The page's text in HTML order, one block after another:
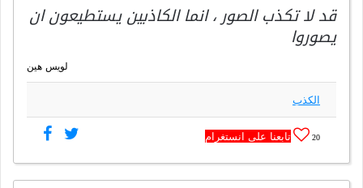
قد لا تكذب الصور ، انما الكاذبين يستطيعون ان
يصوروا
لويس هين
الكذب
20 تابعنا على انستغرام